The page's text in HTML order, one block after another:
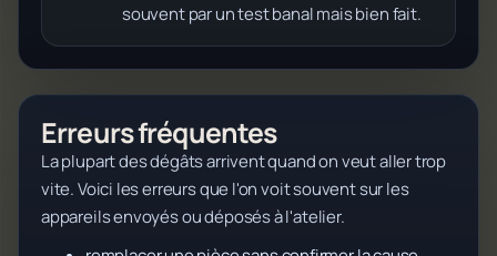
souvent par un test banal mais bien fait.
Erreurs fréquentes
La plupart des dégâts arrivent quand on veut aller trop
vite. Voici les erreurs que l'on voit souvent sur les
appareils envoyés ou déposés à l'atelier.